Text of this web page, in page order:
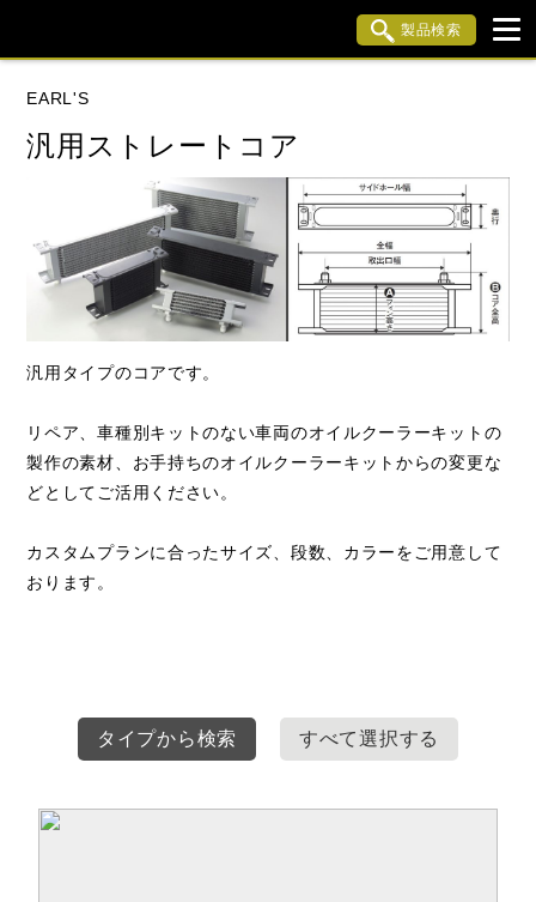
製品検索
データを準備しています。
EARL'S
汎用ストレートコア
汎用タイプのコアです。
リペア、車種別キットのない車両のオイルクーラーキットの
製作の素材、お手持ちのオイルクーラーキットからの変更な
どとしてご活用ください。
カスタムプランに合ったサイズ、段数、カラーをご用意して
おります。
タイプから検索 すべて選択する